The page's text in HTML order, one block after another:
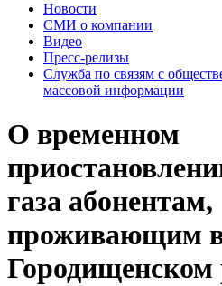
Новости
СМИ о компании
Видео
Пресс-релизы
Служба по связям с
массовой информации
О временном
газа абонентам,
проживающим
Городищенском